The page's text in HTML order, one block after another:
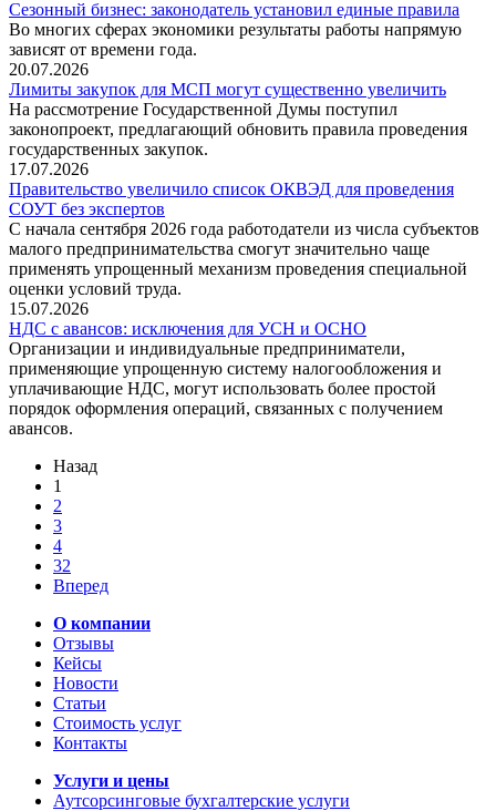
Сезонный бизнес: законодатель установил единые правила
Во многих сферах экономики результаты работы напрямую
зависят от времени года.
20.07.2026
Лимиты закупок для МСП могут существенно увеличить
На рассмотрение Государственной Думы поступил
законопроект, предлагающий обновить правила проведения
государственных закупок.
17.07.2026
Правительство увеличило список ОКВЭД для проведения
СОУТ без экспертов
С начала сентября 2026 года работодатели из числа субъектов
малого предпринимательства смогут значительно чаще
применять упрощенный механизм проведения специальной
оценки условий труда.
15.07.2026
НДС с авансов: исключения для УСН и ОСНО
Организации и индивидуальные предприниматели,
применяющие упрощенную систему налогообложения и
уплачивающие НДС, могут использовать более простой
порядок оформления операций, связанных с получением
авансов.
Назад
1
2
3
4
32
Вперед
О компании
Отзывы
Кейсы
Новости
Статьи
Стоимость услуг
Контакты
Услуги и цены
Аутсорсинговые бухгалтерские услуги